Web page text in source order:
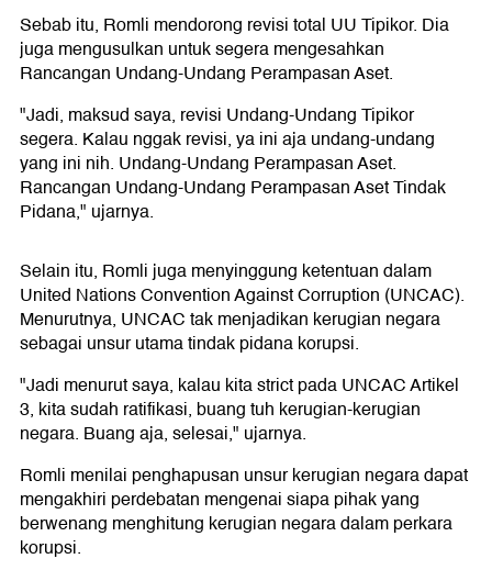
Sebab itu, Romli mendorong revisi total UU Tipikor. Dia
juga mengusulkan untuk segera mengesahkan
Rancangan Undang-Undang Perampasan Aset.
"Jadi, maksud saya, revisi Undang-Undang Tipikor
segera. Kalau nggak revisi, ya ini aja undang-undang
yang ini nih. Undang-Undang Perampasan Aset.
Rancangan Undang-Undang Perampasan Aset Tindak
Pidana," ujarnya.
Selain itu, Romli juga menyinggung ketentuan dalam
United Nations Convention Against Corruption (UNCAC).
Menurutnya, UNCAC tak menjadikan kerugian negara
sebagai unsur utama tindak pidana korupsi.
"Jadi menurut saya, kalau kita strict pada UNCAC Artikel
3, kita sudah ratifikasi, buang tuh kerugian-kerugian
negara. Buang aja, selesai," ujarnya.
Romli menilai penghapusan unsur kerugian negara dapat
mengakhiri perdebatan mengenai siapa pihak yang
berwenang menghitung kerugian negara dalam perkara
korupsi.